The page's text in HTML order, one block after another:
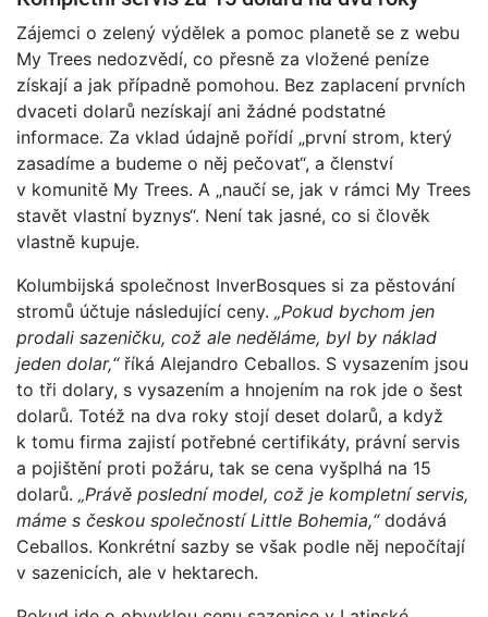
Zájemci o zelený výdělek a pomoc planetě se z webu
My Trees nedozvědí, co přesně za vložené peníze
získají a jak případně pomohou. Bez zaplacení prvních
dvaceti dolarů nezískají ani žádné podstatné
informace. Za vklad údajně pořídí „první strom, který
zasadíme a budeme o něj pečovat“, a členství
v komunitě My Trees. A „naučí se, jak v rámci My Trees
stavět vlastní byznys“. Není tak jasné, co si člověk
vlastně kupuje.
Kolumbijská společnost InverBosques si za pěstování
stromů účtuje následující ceny. „Pokud bychom jen
prodali sazeničku, což ale neděláme, byl by náklad
jeden dolar,“ říká Alejandro Ceballos. S vysazením jsou
to tři dolary, s vysazením a hnojením na rok jde o šest
dolarů. Totéž na dva roky stojí deset dolarů, a když
k tomu firma zajistí potřebné certifikáty, právní servis
a pojištění proti požáru, tak se cena vyšplhá na 15
dolarů. „Právě poslední model, což je kompletní servis,
máme s českou společností Little Bohemia,“dodává
Ceballos. Konkrétní sazby se však podle něj nepočítají
v sazenicích, ale v hektarech.